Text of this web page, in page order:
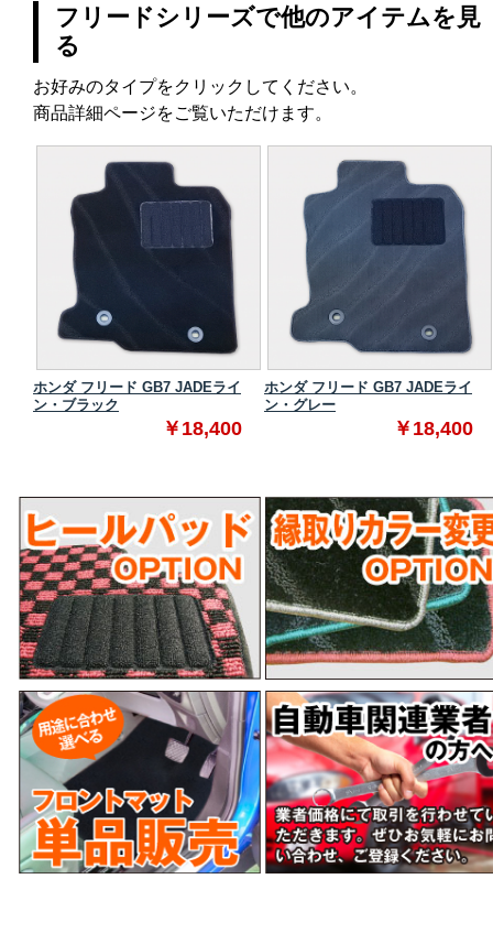
フリードシリーズで他のアイテムを見
る
お好みのタイプをクリックしてください。
商品詳細ページをご覧いただけます。
ホンダ フリード GB7 JADEライ
ン・ブラック
￥18,400
ホンダ フリード GB7 JADEライ
ン・グレー
￥18,400